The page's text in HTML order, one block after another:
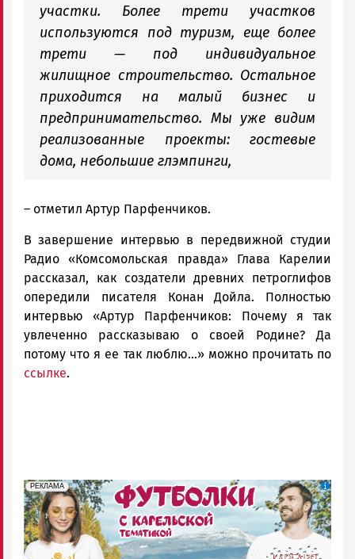
участки. Более трети участков
используются под туризм, еще более
трети — под индивидуальное
жилищное строительство. Остальное
приходится на малый бизнес и
предпринимательство. Мы уже видим
реализованные проекты: гостевые
дома, небольшие глэмпинги,
– отметил Артур Парфенчиков.
В завершение интервью в передвижной студии
Радио «Комсомольская правда» Глава Карелии
рассказал, как создатели древних петроглифов
опередили писателя Конан Дойла. Полностью
интервью «Артур Парфенчиков: Почему я так
увлеченно рассказываю о своей Родине? Да
потому что я ее так люблю...» можно прочитать по
ссылке.
erid: Pb3XmBtzt7qh4nNaikXnuHE1bzSb6Vb4eeL28Ue
РЕКЛАМА
Реклама